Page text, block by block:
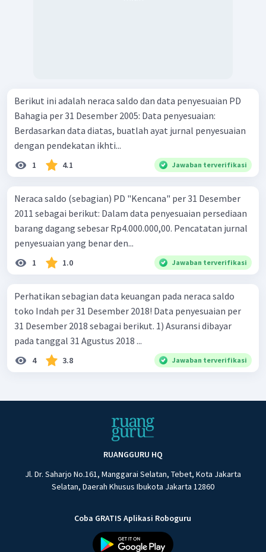
Berikut ini adalah neraca saldo dan data penyesuaian PD
Bahagia per 31 Desember 2005: Data penyesuaian:
Berdasarkan data diatas, buatlah ayat jurnal penyesuaian
dengan pendekatan ikhti...
1 4.1 Jawaban terverifikasi
Neraca saldo (sebagian) PD "Kencana" per 31 Desember
2011 sebagai berikut: Dalam data penyesuaian persediaan
barang dagang sebesar Rp4.000.000,00. Pencatatan jurnal
penyesuaian yang benar den...
1 1.0 Jawaban terverifikasi
Perhatikan sebagian data keuangan pada neraca saldo
toko Indah per 31 Desember 2018! Data penyesuaian per
31 Desember 2018 sebagai berikut. 1) Asuransi dibayar
pada tanggal 31 Agustus 2018 ...
4 3.8 Jawaban terverifikasi
RUANGGURU HQ
Jl. Dr. Saharjo No.161, Manggarai Selatan, Tebet, Kota Jakarta
Selatan, Daerah Khusus Ibukota Jakarta 12860
Coba GRATIS Aplikasi Roboguru